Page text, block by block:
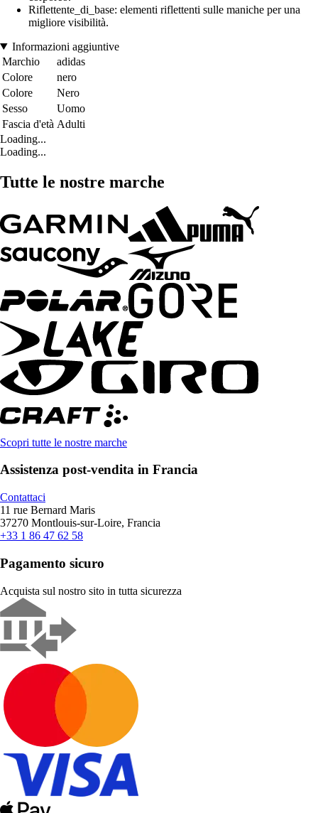
Riflettente_di_base: elementi riflettenti sulle maniche per una
migliore visibilità.
Informazioni aggiuntive
Marchio
adidas
Colore
nero
Colore
Nero
Sesso
Uomo
Fascia d'età Adulti
Loading...
Loading...
Tutte le nostre marche
Scopri tutte le nostre marche
Assistenza post-vendita in Francia
Contattaci
11 rue Bernard Maris
37270 Montlouis-sur-Loire, Francia
+33 1 86 47 62 58
Pagamento sicuro
Acquista sul nostro sito in tutta sicurezza